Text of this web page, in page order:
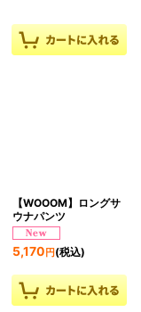
【WOOOM】ロングサ
ウナパンツ
5,170 円 (税込)